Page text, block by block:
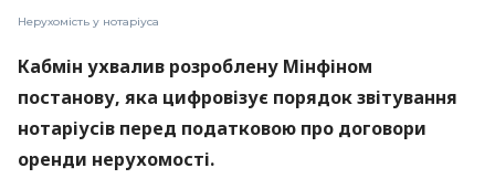
Нерухомість у нотаріуса
Кабмін ухвалив розроблену Мінфіном
постанову, яка цифровізує порядок звітування
нотаріусів перед податковою про договори
оренди нерухомості.